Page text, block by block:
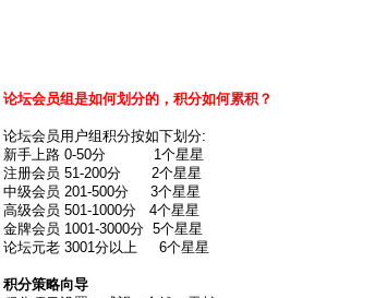
论坛会员组是如何划分的，积分如何累积？
论坛会员用户组积分按如下划分:
新手上路 0-50分 1个星星
注册会员 51-200分 2个星星
中级会员 201-500分 3个星星
高级会员 501-1000分 4个星星
金牌会员 1001-3000分 5个星星
论坛元老 3001分以上 6个星星
积分策略向导